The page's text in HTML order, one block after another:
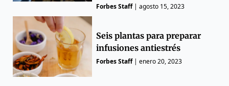
Forbes Staff|agosto 15, 2023
Seis plantas para preparar
infusiones antiestrés
Forbes Staff|enero 20, 2023